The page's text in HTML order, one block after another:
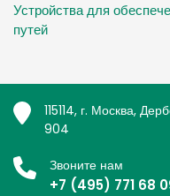
Устройства для
путей
115114, г. Москва,
904
Звоните нам
+7 (495) 771 68